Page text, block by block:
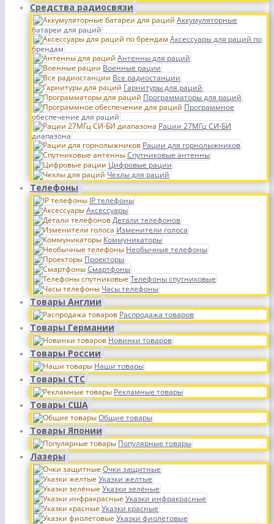
Средства радиосвязи
Аккумуляторные
батареи для раций
Аксессуары для раций по
брендам
Антенны для раций
Военные рации
Все радиостанции
Гарнитуры для раций
Программаторы для раций
Программное
обеспечение для раций
Рации 27МГц СИ-БИ
диапазона
Рации для горнолыжников
Спутниковые антенны
Цифровые рации
Чехлы для раций
Телефоны
IP телефоны
Аксессуары
Детали телефонов
Изменители голоса
Коммуникаторы
Необычные телефоны
Проекторы
Смартфоны
Телефоны спутниковые
Часы телефоны
Товары Англии
Распродажа товаров
Товары Германии
Новинки товаров
Товары России
Наши товары
Товары СТС
Рекламные товары
Товары США
Общие товары
Товары Японии
Популярные товары
Лазеры
Очки защитные
Указки желтые
Указки зелёные
Указки инфракрасные
Указки красные
Указки фиолетовые